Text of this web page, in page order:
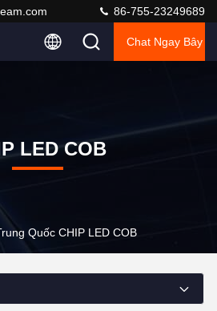
86-755-23249689
Chat Ngay Bây
LED COB
Quốc CHIP LED COB